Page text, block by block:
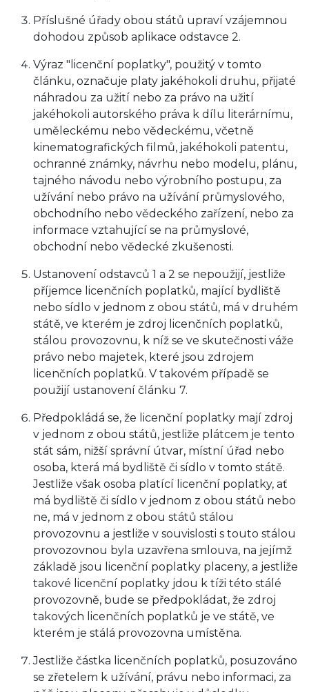
Příslušné úřady obou států upraví vzájemnou
dohodou způsob aplikace odstavce 2.
Výraz "licenční poplatky", použitý v tomto
článku, označuje platy jakéhokoli druhu, přijaté
náhradou za užití nebo za právo na užití
jakéhokoli autorského práva k dílu literárnímu,
uměleckému nebo vědeckému, včetně
kinematografických filmů, jakéhokoli patentu,
ochranné známky, návrhu nebo modelu, plánu,
tajného návodu nebo výrobního postupu, za
užívání nebo právo na užívání průmyslového,
obchodního nebo vědeckého zařízení, nebo za
informace vztahující se na průmyslové,
obchodní nebo vědecké zkušenosti.
Ustanovení odstavců 1 a 2 se nepoužijí, jestliže
příjemce licenčních poplatků, mající bydliště
nebo sídlo v jednom z obou států, má v druhém
státě, ve kterém je zdroj licenčních poplatků,
stálou provozovnu, k níž se ve skutečnosti váže
právo nebo majetek, které jsou zdrojem
licenčních poplatků. V takovém případě se
použijí ustanovení článku 7.
Předpokládá se, že licenční poplatky mají zdroj
v jednom z obou států, jestliže plátcem je tento
stát sám, nižší správní útvar, místní úřad nebo
osoba, která má bydliště či sídlo v tomto státě.
Jestliže však osoba platící licenční poplatky, ať
má bydliště či sídlo v jednom z obou států nebo
ne, má v jednom z obou států stálou
provozovnu a jestliže v souvislosti s touto stálou
provozovnou byla uzavřena smlouva, na jejímž
základě jsou licenční poplatky placeny, a jestliže
takové licenční poplatky jdou k tíži této stálé
provozovně, bude se předpokládat, že zdroj
takových licenčních poplatků je ve státě, ve
kterém je stálá provozovna umístěna.
Jestliže částka licenčních poplatků, posuzováno
se zřetelem k užívání, právu nebo informaci, za